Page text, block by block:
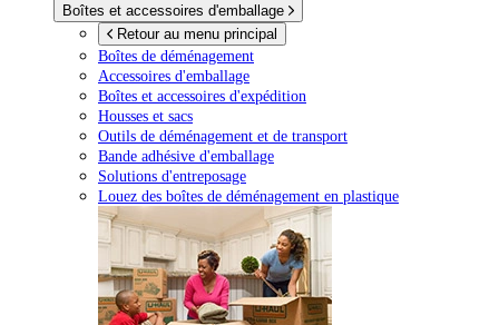
Boîtes et accessoires d'emballage
Retour au menu principal
Boîtes de déménagement
Accessoires d'emballage
Boîtes et accessoires d'expédition
Housses et sacs
Outils de déménagement et de transport
Bande adhésive d'emballage
Solutions d'entreposage
Louez des boîtes de déménagement en plastique